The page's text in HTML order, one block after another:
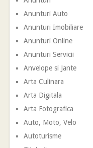
Anunturi Auto
Anunturi Imobiliare
Anunturi Online
Anunturi Servicii
Anvelope si Jante
Arta Culinara
Arta Digitala
Arta Fotografica
Auto, Moto, Velo
Autoturisme